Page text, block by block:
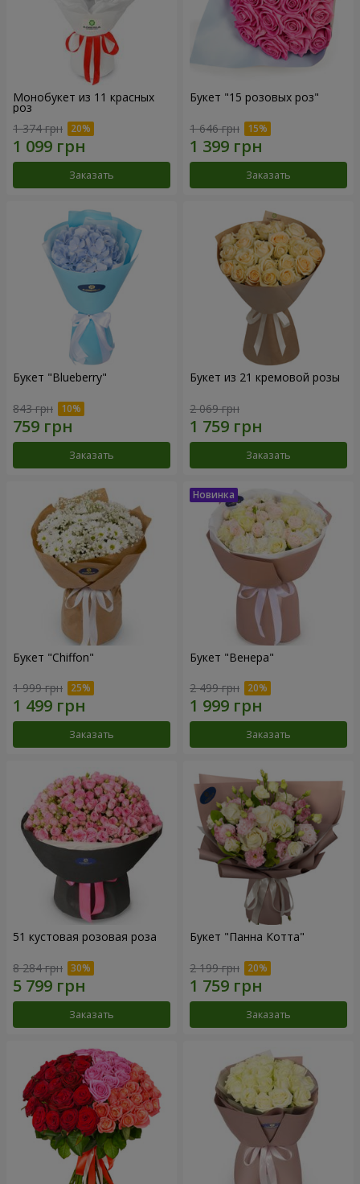
Монобукет из 11 красных
роз
1 374 грн
Заказать
Букет "15 розовых роз"
1 646 грн
Заказать
Букет "Blueberry"
843 грн
Заказать
Букет из 21 кремовой розы
2 069 грн
Заказать
Букет "Chiffon"
1 999 грн
Заказать
Букет "Венера"
2 499 грн
Заказать
51 кустовая розовая роза
8 284 грн
Заказать
Букет "Панна Котта"
2 199 грн
Заказать